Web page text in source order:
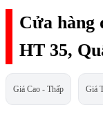
Cửa hàng
HT 35,
Giá Cao - Thấp Giá